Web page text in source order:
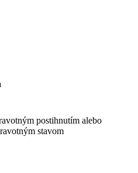
postihnutím alebo
stavom